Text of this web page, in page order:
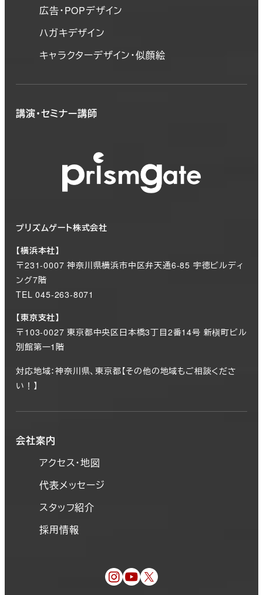
広告・POPデザイン
ハガキデザイン
キャラクターデザイン・似顔絵
講演・セミナー講師
プリズムゲート株式会社
【横浜本社】
〒231-0007 神奈川県横浜市中区弁天通6-85 宇徳ビルディ
ング7階
TEL 045-263-8071
【東京支社】
〒103-0027 東京都中央区日本橋3丁目2番14号 新槇町ビル
別館第一1階
対応地域：神奈川県、東京都【その他の地域もご相談くださ
い！】
会社案内
アクセス・地図
代表メッセージ
スタッフ紹介
採用情報